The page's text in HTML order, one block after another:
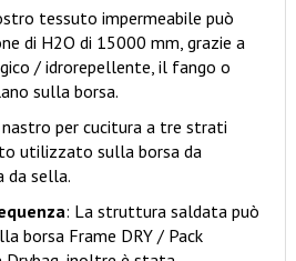
tessuto impermeabile può
di H2O di 15000 mm, grazie a
/ idrorepellente, il fango o
sulla borsa.
per cucitura a tre strati
utilizzato sulla borsa da
da sella.
: La struttura saldata può
borsa Frame DRY / Pack